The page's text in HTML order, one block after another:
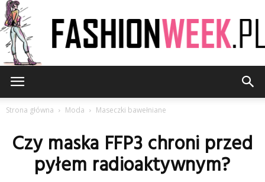
Strona główna Moda Maseczki bawełniane
Czy maska FFP3 chroni przed
pyłem radioaktywnym?